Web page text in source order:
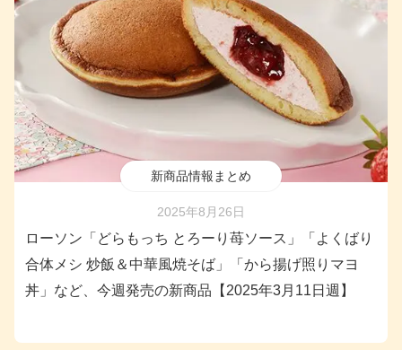
新商品情報まとめ
2025年8月26日
ローソン「どらもっち とろーり苺ソース」「よくばり
合体メシ 炒飯＆中華風焼そば」「から揚げ照りマヨ
丼」など、今週発売の新商品【2025年3月11日週】